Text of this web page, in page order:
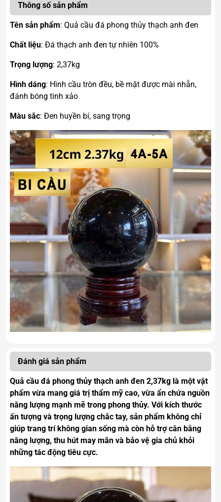
Thông số sản phẩm
Tên sản phẩm: Quả cầu đá phong thủy thạch anh đen
Chất liệu: Đá thạch anh đen tự nhiên 100%
Trọng lượng: 2,37kg
Hình dáng: Hình cầu tròn đều, bề mặt được mài nhẵn,
đánh bóng tinh xảo
Màu sắc: Đen huyền bí, sang trọng
Đánh giá sản phẩm
Quả cầu đá phong thủy thạch anh đen 2,37kg là một vật
phẩm vừa mang giá trị thẩm mỹ cao, vừa ẩn chứa nguồn
năng lượng mạnh mẽ trong phong thủy. Với kích thước
ấn tượng và trọng lượng chắc tay, sản phẩm không chỉ
giúp trang trí không gian sống mà còn hỗ trợ cân bằng
năng lượng, thu hút may mắn và bảo vệ gia chủ khỏi
những tác động tiêu cực.